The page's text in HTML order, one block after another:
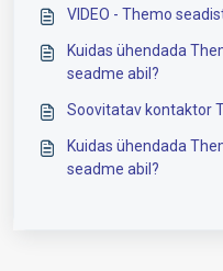
VIDEO - Themo
Kuidas ühendada
seadme abil?
Soovitatav kontaktor
Kuidas ühendada
seadme abil?